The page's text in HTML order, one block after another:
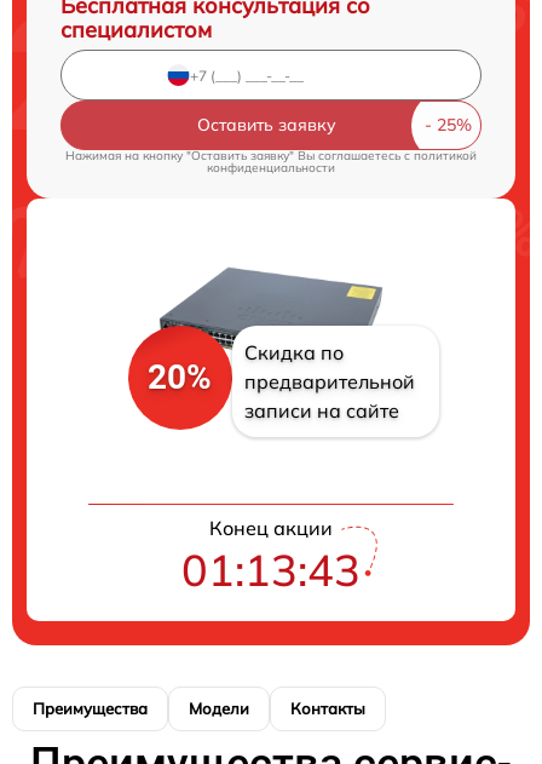
специалистом
Оставить заявку
Нажимая на кнопку "Оставить заявку" Вы соглашаетесь cполитикой
конфиденциальности
20%
Скидка по
предварительной
записи на сайте
Конец акции
01:13:43
Преимущества Модели Контакты